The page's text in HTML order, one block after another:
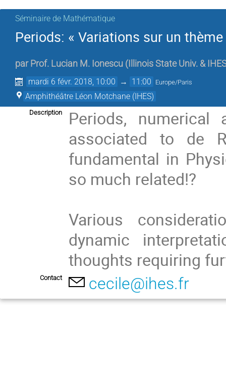
Séminaire de Mathématique
Periods: « Variations sur un
par Prof. Lucian M. Ionescu ( Illinois State Univ. &
mardi 6 févr. 2018, 10:00 → 11:00 Europe/Paris
Amphithéâtre Léon Motchane (IHES)
Description
Periods, numerical
associated to de
fundamental in
so much related!?
Various
dynamic
thoughts requiring
Contact cecile@ihes.fr